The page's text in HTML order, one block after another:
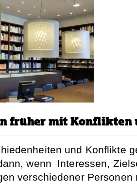
früher mit Konflikten
und Konflikte
wenn Interessen,
verschiedener